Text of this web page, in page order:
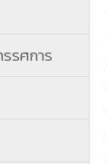
รศการ